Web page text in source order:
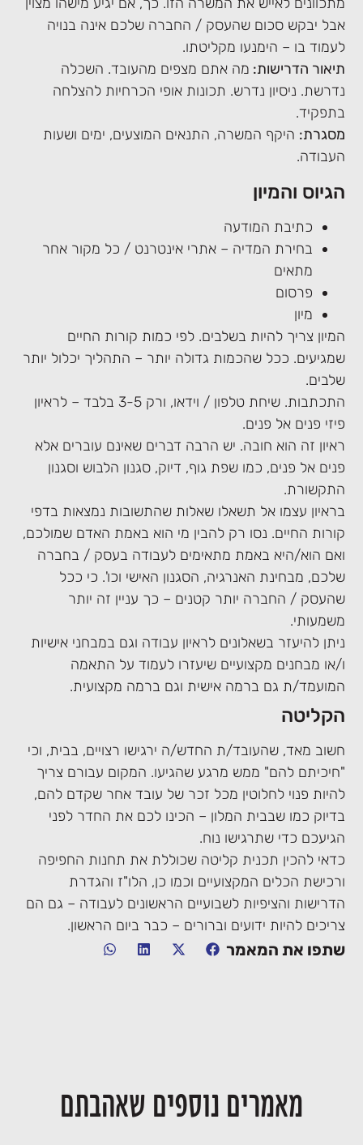
אבל יבקש סכום שהעסק / החברה שלכם אינה בנויה
לעמוד בו – הימנעו מקליטתו.
תיאור הדרישות: מה אתם מצפים מהעובד. השכלה
נדרשת. ניסיון נדרש. תכונות אופי הכרחיות להצלחה
בתפקיד.
מסגרת: היקף המשרה, התנאים המוצעים, ימים ושעות
העבודה.
הגיוס והמיון
כתיבת המודעה
בחירת המדיה – אתרי אינטרנט / כל מקור אחר
מתאים
פרסום
מיון
המיון צריך להיות בשלבים. לפי כמות קורות החיים
שמגיעים. ככל שהכמות גדולה יותר – התהליך יכלול יותר
שלבים.
התכתבות. שיחת טלפון / וידאו, ורק 3-5 בלבד – לראיון
פיזי פנים אל פנים.
ראיון זה הוא חובה. יש הרבה דברים שאינם עוברים אלא
פנים אל פנים, כמו שפת גוף, דיוק, סגנון הלבוש וסגנון
התקשורת.
בראיון עצמו אל תשאלו שאלות שהתשובות נמצאות בדפי
קורות החיים. נסו רק להבין מי הוא באמת האדם שמולכם,
ואם הוא/היא באמת מתאימים לעבודה בעסק / בחברה
שלכם, מבחינת האנרגיה, הסגנון האישי וכו'. כי ככל
שהעסק / החברה יותר קטנים – כך עניין זה יותר
משמעותי.
ניתן להיעזר בשאלונים לראיון עבודה וגם במבחני אישיות
ו/או מבחנים מקצועיים שיעזרו לעמוד על התאמה
המועמד/ת גם ברמה אישית וגם ברמה מקצועית.
הקליטה
חשוב מאד, שהעובד/ת החדש/ה ירגישו רצויים, בבית, וכי
"חיכיתם להם" ממש מרגע שהגיעו. המקום עבורם צריך
להיות פנוי לחלוטין מכל זכר של עובד אחר שקדם להם,
בדיוק כמו שבבית המלון – הכינו לכם את החדר לפני
הגיעכם כדי שתרגישו נוח.
כדאי להכין תכנית קליטה שכוללת את תחנות החפיפה
ורכישת הכלים המקצועיים וכמו כן, הלו"ז והגדרת
הדרישות והציפיות לשבועיים הראשונים לעבודה – גם הם
צריכים להיות ידועים וברורים – כבר ביום הראשון.
שתפו את המאמר
מאמרים נוספים שאהבתם